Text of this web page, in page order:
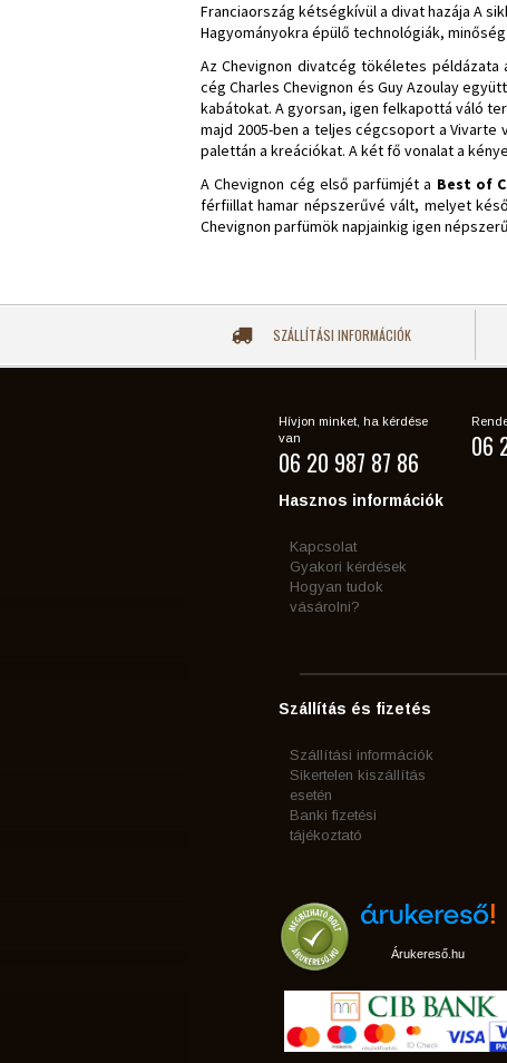
Franciaország kétségkívül a divat hazája A
Hagyományokra épülő technológiák,
Az Chevignon divatcég tökéletes
cég Charles Chevignon és Guy Azoulay
kabátokat. A gyorsan, igen felkapottá váló
majd 2005-ben a teljes cégcsoport a
palettán a kreációkat. A két fő vonalat a
A Chevignon cég első parfümjét a Best of
férfiillat hamar népszerűvé vált, melyet
Chevignon parfümök napjainkig igen
SZÁLLÍTÁSI INFORMÁCIÓK
Hívjon minket, ha kérdése
van
06 20 987 87 86 06
Hasznos információk
Kapcsolat
Gyakori kérdések
Hogyan tudok
vásárolni?
Szállítás és fizetés
Szállítási információk
Sikertelen kiszállítás
esetén
Banki fizetési
tájékoztató
Árukereső.hu